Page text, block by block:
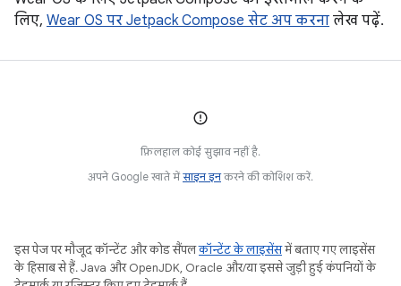
लिए, Wear OS पर Jetpack Compose सेट अप करना लेख पढ़ें.
फ़िलहाल कोई सुझाव नहीं है.
अपने Google खाते मेंसाइन इनकरने की कोशिश करें.
इस पेज पर मौजूद कॉन्टेंट और कोड सैंपलकॉन्टेंट के लाइसेंसमें बताए गए लाइसेंस
के हिसाब से हैं. Java और OpenJDK, Oracle और/या इससे जुड़ी हुई कंपनियों के